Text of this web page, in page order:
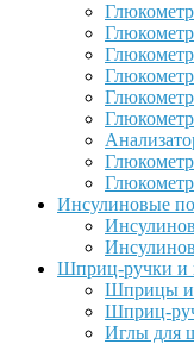
Инсулиновые
Шприц-ручки и
Шприцы
Шприц-
Иглы для